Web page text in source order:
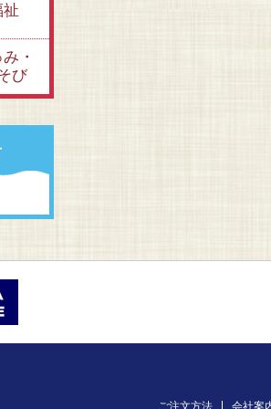
祉
・
び